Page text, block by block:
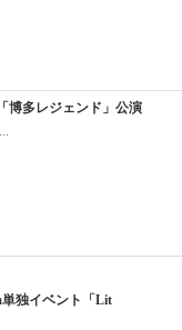
博多レジェンド」公演
単独イベント「Lit